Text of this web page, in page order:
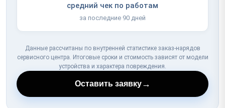
средний чек по работам
за последние 90 дней
Данные рассчитаны по внутренней статистике заказ-нарядов
сервисного центра. Итоговые сроки и стоимость зависят от модели
устройства и характера повреждения.
Оставить заявку→